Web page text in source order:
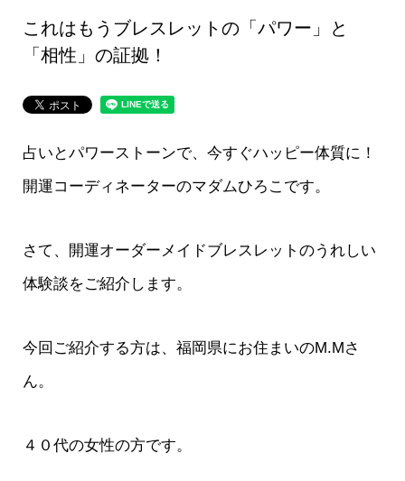
これはもうブレスレットの「パワー」と
「相性」の証拠！
占いとパワーストーンで、今すぐハッピー体質に！
開運コーディネーターのマダムひろこです。
さて、開運オーダーメイドブレスレットのうれしい
体験談をご紹介します。
今回ご紹介する方は、福岡県にお住まいのM.Mさ
ん。
４０代の女性の方です。